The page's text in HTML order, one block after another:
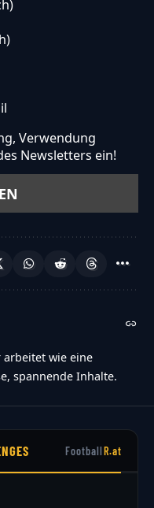
Verwendung
Newsletters ein!
arbeitet wie eine
spannende Inhalte.
FootballR.at